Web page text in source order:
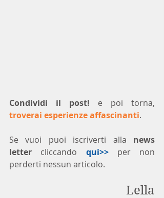
Condividi il post!
troverai esperienze affascinanti.
Se vuoi puoi iscriverti alla news
letter cliccando qui>> per non
perderti nessun articolo.
Lella